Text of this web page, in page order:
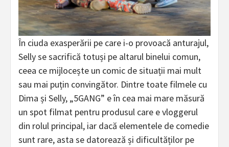
În ciuda exasperării pe care i-o provoacă anturajul,
Selly se sacrifică totuși pe altarul binelui comun,
ceea ce mijlocește un comic de situații mai mult
sau mai puțin convingător. Dintre toate filmele cu
Dima și Selly, „5GANG” e în cea mai mare măsură
un spot filmat pentru produsul care e vloggerul
din rolul principal, iar dacă elementele de comedie
sunt rare, asta se datorează și dificultăților pe